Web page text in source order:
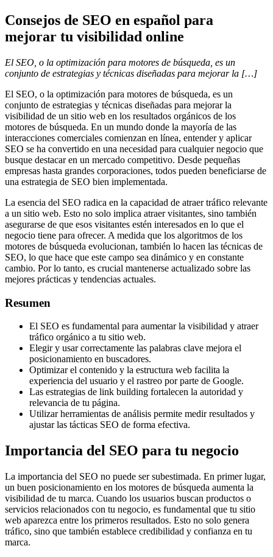
Consejos de SEO en español para
mejorar tu visibilidad online
El SEO, o la optimización para motores de búsqueda, es un
conjunto de estrategias y técnicas diseñadas para mejorar la […]
El SEO, o la optimización para motores de búsqueda, es un
conjunto de estrategias y técnicas diseñadas para mejorar la
visibilidad de un sitio web en los resultados orgánicos de los
motores de búsqueda. En un mundo donde la mayoría de las
interacciones comerciales comienzan en línea, entender y aplicar
SEO se ha convertido en una necesidad para cualquier negocio que
busque destacar en un mercado competitivo. Desde pequeñas
empresas hasta grandes corporaciones, todos pueden beneficiarse de
una estrategia de SEO bien implementada.
La esencia del SEO radica en la capacidad de atraer tráfico relevante
a un sitio web. Esto no solo implica atraer visitantes, sino también
asegurarse de que esos visitantes estén interesados en lo que el
negocio tiene para ofrecer. A medida que los algoritmos de los
motores de búsqueda evolucionan, también lo hacen las técnicas de
SEO, lo que hace que este campo sea dinámico y en constante
cambio. Por lo tanto, es crucial mantenerse actualizado sobre las
mejores prácticas y tendencias actuales.
Resumen
El SEO es fundamental para aumentar la visibilidad y atraer
tráfico orgánico a tu sitio web.
Elegir y usar correctamente las palabras clave mejora el
posicionamiento en buscadores.
Optimizar el contenido y la estructura web facilita la
experiencia del usuario y el rastreo por parte de Google.
Las estrategias de link building fortalecen la autoridad y
relevancia de tu página.
Utilizar herramientas de análisis permite medir resultados y
ajustar las tácticas SEO de forma efectiva.
Importancia del SEO para tu negocio
La importancia del SEO no puede ser subestimada. En primer lugar,
un buen posicionamiento en los motores de búsqueda aumenta la
visibilidad de tu marca. Cuando los usuarios buscan productos o
servicios relacionados con tu negocio, es fundamental que tu sitio
web aparezca entre los primeros resultados. Esto no solo genera
tráfico, sino que también establece credibilidad y confianza en tu
marca.